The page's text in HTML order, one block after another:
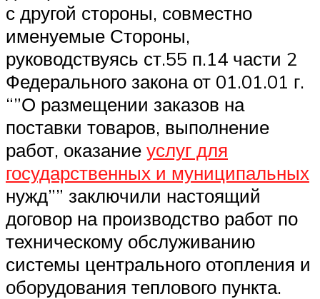
с другой стороны, совместно
именуемые Стороны,
руководствуясь ст.55 п.14 части 2
Федерального закона от 01.01.01 г.
“”О размещении заказов на
поставки товаров, выполнение
работ, оказание услуг для
государственных и муниципальных
нужд”” заключили настоящий
договор на производство работ по
техническому обслуживанию
системы центрального отопления и
оборудования теплового пункта.